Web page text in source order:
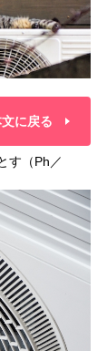
に戻る
す（Ph／